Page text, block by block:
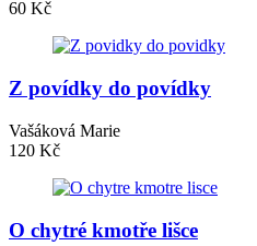
60 Kč
Z povídky do povídky
Vašáková Marie
120 Kč
O chytré kmotře lišce